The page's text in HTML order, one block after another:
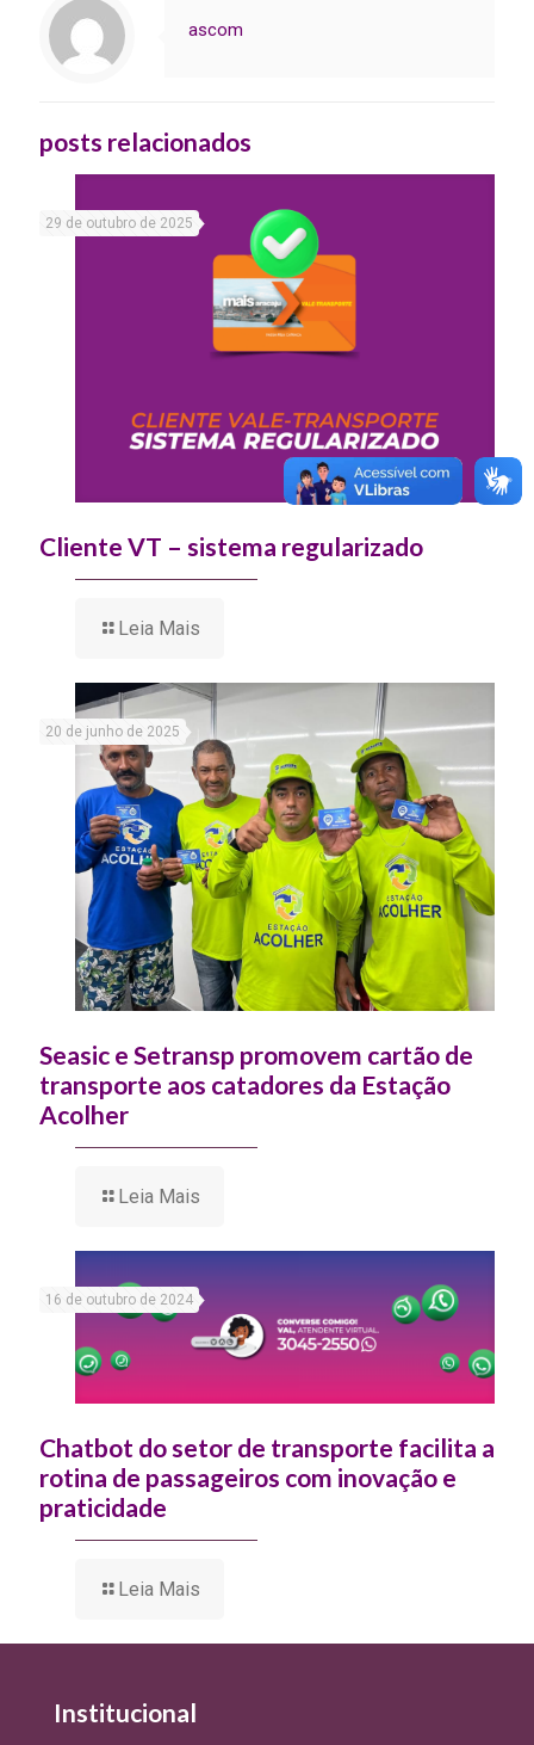
ascom
posts relacionados
29 de outubro de 2025
Cliente VT – sistema regularizado
Leia Mais
20 de junho de 2025
Seasic e Setransp promovem cartão de
transporte aos catadores da Estação
Acolher
Leia Mais
16 de outubro de 2024
Chatbot do setor de transporte facilita a
rotina de passageiros com inovação e
praticidade
Leia Mais
Institucional